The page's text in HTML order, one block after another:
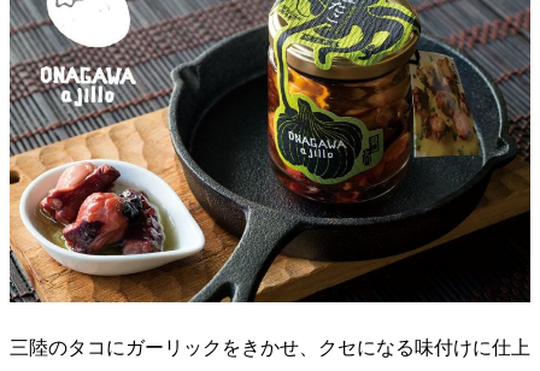
三陸のタコにガーリックをきかせ、クセになる味付けに仕上